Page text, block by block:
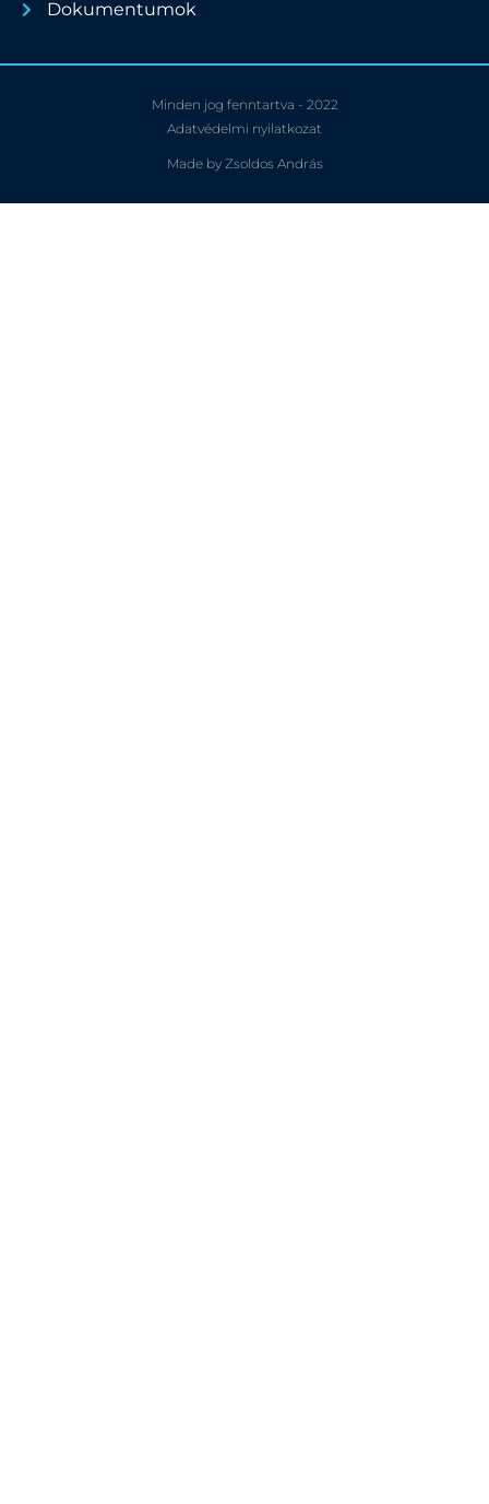
Dokumentumok
Minden jog fenntartva - 2022
Adatvédelmi nyilatkozat
Made by Zsoldos András